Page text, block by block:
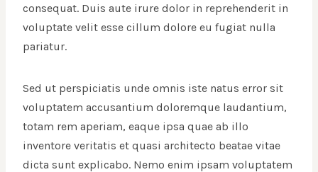
consequat. Duis aute irure dolor in reprehenderit in
voluptate velit esse cillum dolore eu fugiat nulla
pariatur.
Sed ut perspiciatis unde omnis iste natus error sit
voluptatem accusantium doloremque laudantium,
totam rem aperiam, eaque ipsa quae ab illo
inventore veritatis et quasi architecto beatae vitae
dicta sunt explicabo. Nemo enim ipsam voluptatem